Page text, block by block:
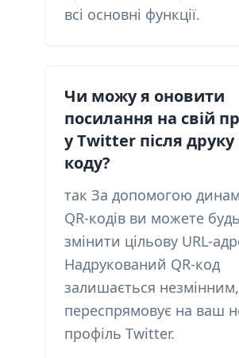
всі основні функції.
Чи можу я оновити
посилання на свій
у Twitter після друку
коду?
так За допомогою
QR-кодів ви можете
змінити цільову URL-
Надрукований QR-код
залишається
переспрямовує на ваш
профіль Twitter.